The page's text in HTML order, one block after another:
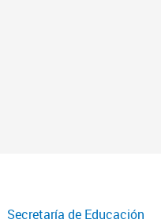
Secretaría de Educación